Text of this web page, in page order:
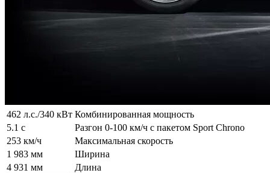
462 л.с./340 кВт Комбинированная мощность
5.1 с
Разгон 0-100 км/ч с пакетом Sport Chrono
253 км/ч
Максимальная скорость
1 983 мм
Ширина
4 931 мм
Длина